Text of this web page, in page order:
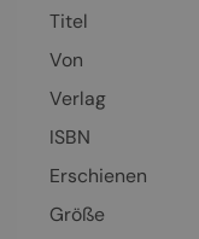
Titel
Von
Verlag
ISBN
Erschienen
Größe